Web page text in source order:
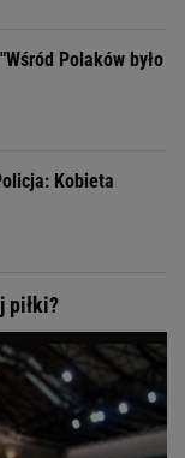
Polaków było
Kobieta
piłki?